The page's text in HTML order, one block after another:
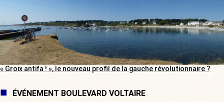
« Groix antifa ! », le nouveau profil de la gauche révolutionnaire ?
ÉVÉNEMENT BOULEVARD VOLTAIRE